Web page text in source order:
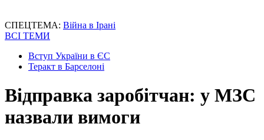
СПЕЦТЕМА: Війна в Ірані
ВСІ ТЕМИ
Вступ України в ЄС
Теракт в Барселоні
Відправка заробітчан: у МЗС
назвали вимоги